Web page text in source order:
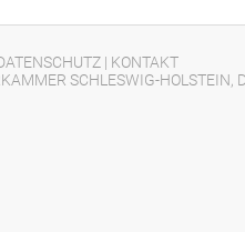
| KONTAKT
SCHLESWIG-HOLSTEIN,